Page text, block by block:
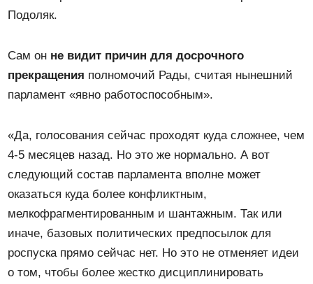
Подоляк.
Сам он не видит причин для досрочного
прекращения полномочий Рады, считая нынешний
парламент «явно работоспособным».
«Да, голосования сейчас проходят куда сложнее, чем
4-5 месяцев назад. Но это же нормально. А вот
следующий состав парламента вполне может
оказаться куда более конфликтным,
мелкофрагментированным и шантажным. Так или
иначе, базовых политических предпосылок для
роспуска прямо сейчас нет. Но это не отменяет идеи
о том, чтобы более жестко дисциплинировать